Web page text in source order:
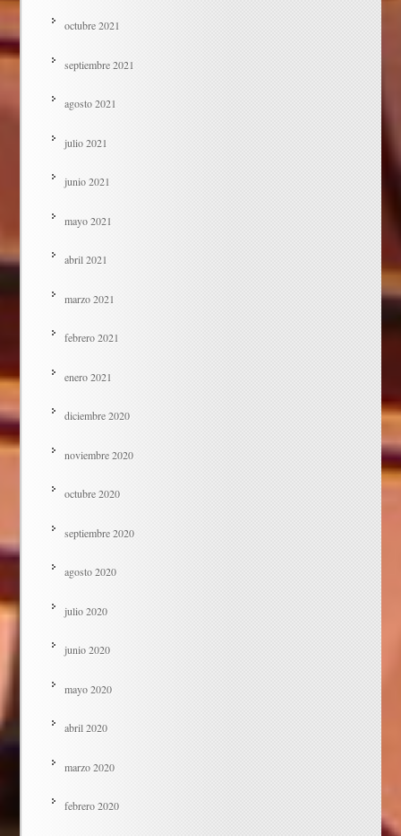
octubre 2021
septiembre 2021
agosto 2021
julio 2021
junio 2021
mayo 2021
abril 2021
marzo 2021
febrero 2021
enero 2021
diciembre 2020
noviembre 2020
octubre 2020
septiembre 2020
agosto 2020
julio 2020
junio 2020
mayo 2020
abril 2020
marzo 2020
febrero 2020